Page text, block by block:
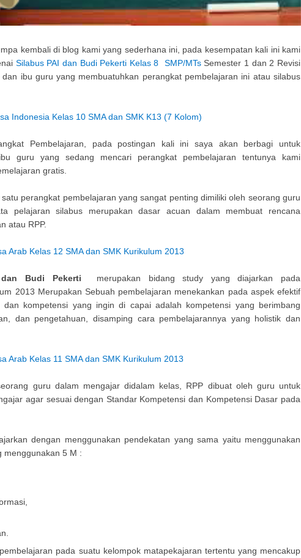
kembali di blog kami yang sederhana ini, pada kesempatan kali ini kami
Silabus PAI dan Budi Pekerti Kelas 8 SMP/MTsSemester 1 dan 2 Revisi
ibu guru yang membuatuhkan perangkat pembelajaran ini atau silabus
Indonesia Kelas 10 SMA dan SMK K13 (7 Kolom)
Pembelajaran, pada postingan kali ini saya akan berbagi untuk
guru yang sedang mencari perangkat pembelajaran tentunya kami
gratis.
perangkat pembelajaran yang sangat penting dimiliki oleh seorang guru
pelajaran silabus merupakan dasar acuan dalam membuat rencana
atau RPP.
Arab Kelas 12 SMA dan SMK Kurikulum 2013
Budi Pekerti merupakan bidang study yang diajarkan pada
2013 Merupakan Sebuah pembelajaran menekankan pada aspek efektif
dan kompetensi yang ingin di capai adalah kompetensi yang berimbang
dan pengetahuan, disamping cara pembelajarannya yang holistik dan
Arab Kelas 11 SMA dan SMK Kurikulum 2013
guru dalam mengajar didalam kelas, RPP dibuat oleh guru untuk
agar sesuai dengan Standar Kompetensi dan Kompetensi Dasar pada
dengan menggunakan pendekatan yang sama yaitu menggunakan
menggunakan 5 M :
pada suatu kelompok matapekajaran tertentu yang mencakup